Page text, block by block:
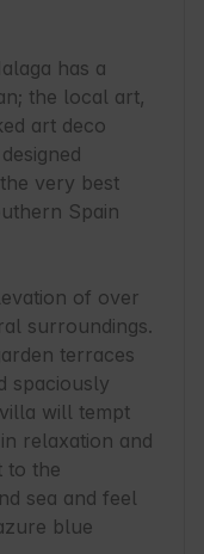
has a
the local art,
art deco
very best
Spain
of over
surroundings.
terraces
spaciously
will tempt
relaxation and
to the
sea and feel
blue